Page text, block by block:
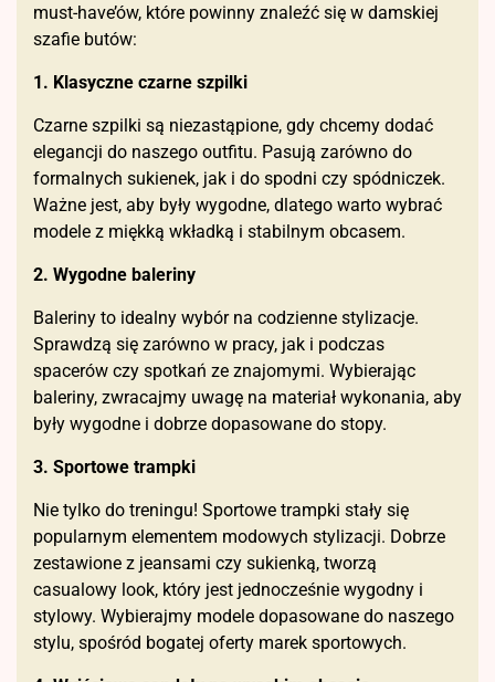
must-have’ów, które powinny znaleźć się w damskiej
szafie butów:
1. Klasyczne czarne szpilki
Czarne szpilki są niezastąpione, gdy chcemy dodać
elegancji do naszego outfitu. Pasują zarówno do
formalnych sukienek, jak i do spodni czy spódniczek.
Ważne jest, aby były wygodne, dlatego warto wybrać
modele z miękką wkładką i stabilnym obcasem.
2. Wygodne baleriny
Baleriny to idealny wybór na codzienne stylizacje.
Sprawdzą się zarówno w pracy, jak i podczas
spacerów czy spotkań ze znajomymi. Wybierając
baleriny, zwracajmy uwagę na materiał wykonania, aby
były wygodne i dobrze dopasowane do stopy.
3. Sportowe trampki
Nie tylko do treningu! Sportowe trampki stały się
popularnym elementem modowych stylizacji. Dobrze
zestawione z jeansami czy sukienką, tworzą
casualowy look, który jest jednocześnie wygodny i
stylowy. Wybierajmy modele dopasowane do naszego
stylu, spośród bogatej oferty marek sportowych.